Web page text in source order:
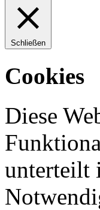
Schließen
Cookies
Diese
unterteilt